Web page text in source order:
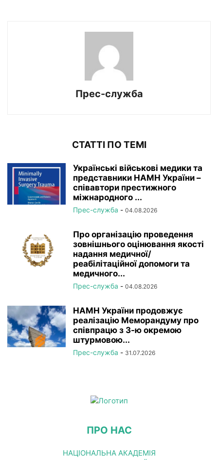
Прес-служба
СТАТТІ ПО ТЕМІ
Українські військові медики та
представники НАМН України –
співавтори престижного
міжнародного ...
Прес-служба - 04.08.2026
Про організацію проведення
зовнішнього оцінювання якості
надання медичної/
реабілітаційної допомоги та
медичного...
Прес-служба - 04.08.2026
НАМН України продовжує
реалізацію Меморандуму про
співпрацю з 3-ю окремою
штурмовою...
Прес-служба - 31.07.2026
ПРО НАС
НАЦІОНАЛЬНА АКАДЕМІЯ